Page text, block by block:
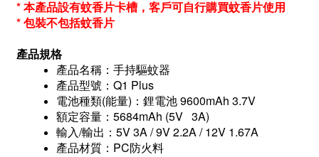
* 本產品設有蚊香片卡槽，客戶可自行購買蚊香片使用
* 包裝不包括蚊香片
產品規格
產品名稱：手持驅蚊器
產品型號：Q1 Plus
電池種類(能量)：鋰電池 9600mAh 3.7V
額定容量：5684mAh (5V 3A)
輸入/輸出：5V 3A / 9V 2.2A / 12V 1.67A
產品材質：PC防火料